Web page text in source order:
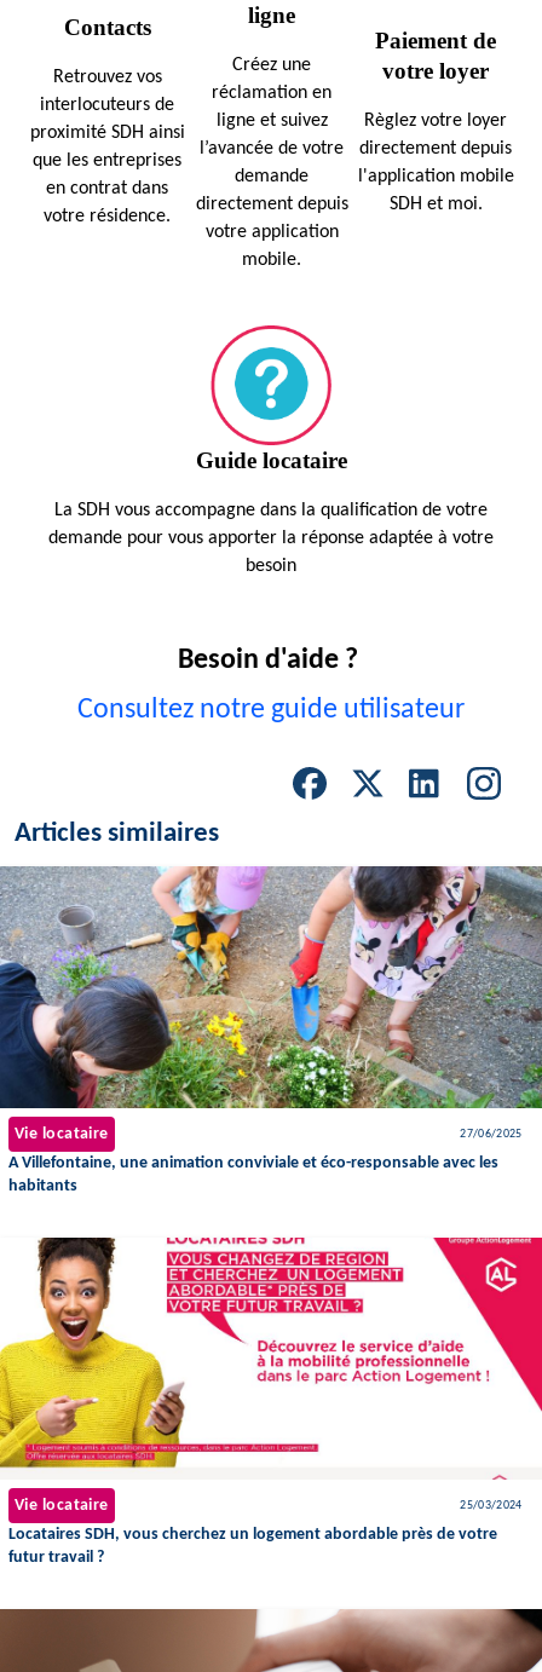
Contacts
Retrouvez vos
interlocuteurs de
proximité SDH ainsi
que les entreprises
en contrat dans
votre résidence.
ligne
Créez une
réclamation en
ligne et suivez
l’avancée de votre
demande
directement depuis
votre application
mobile.
Paiement de
votre loyer
Règlez votre loyer
directement depuis
l'application mobile
SDH et moi.
Guide locataire
La SDH vous accompagne dans la qualification de votre
demande pour vous apporter la réponse adaptée à votre
besoin
Besoin d'aide ?
Consultez notre guide utilisateur
Articles similaires
Vie locataire 27/06/2025
A Villefontaine, une animation conviviale et éco-responsable avec les
habitants
Vie locataire 25/03/2024
Locataires SDH, vous cherchez un logement abordable près de votre
futur travail ?